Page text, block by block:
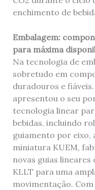
enchimento de
Embalagem:
para máxima
Na tecnologia de
sobretudo em
duradouros e
apresentou o seu
tecnologia linear
bebidas, incluindo
guiamento por eixo,
miniatura KUEM,
novas guias
KLLT para uma
movimentação.